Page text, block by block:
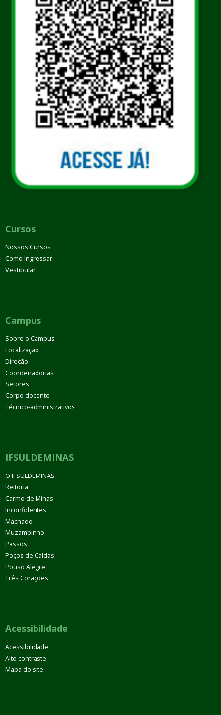
Cursos
Nossos Cursos
Como Ingressar
Vestibular
Campus
Sobre o Campus
Localização
Direção
Coordenadorias
Setores
Corpo docente
Técnico-administrativos
IFSULDEMINAS
O IFSULDEMINAS
Reitoria
Carmo de Minas
Inconfidentes
Machado
Muzambinho
Passos
Poços de Caldas
Pouso Alegre
Três Corações
Acessibilidade
Acessibilidade
Alto contraste
Mapa do site